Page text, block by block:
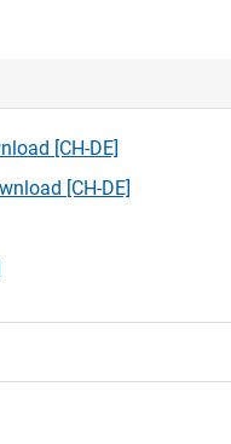
[CH-DE]
[CH-DE]